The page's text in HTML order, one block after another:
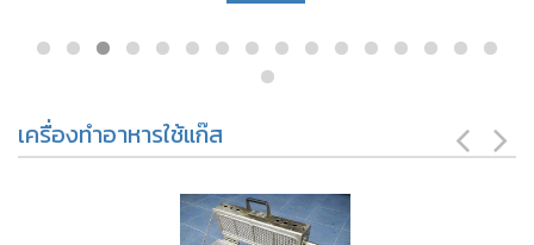
เครื่องทำอาหารใช้แก๊ส